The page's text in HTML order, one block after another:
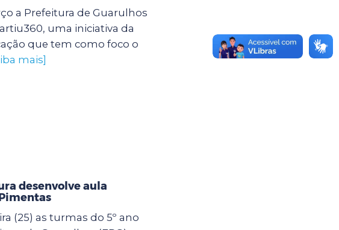
a Prefeitura de Guarulhos
uma iniciativa da
que tem como foco o
mais]
desenvolve aula
(25) as turmas do 5º ano